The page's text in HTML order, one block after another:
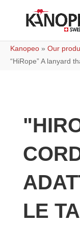
Kanopeo » Our
“HiRope” A lanyard
LE